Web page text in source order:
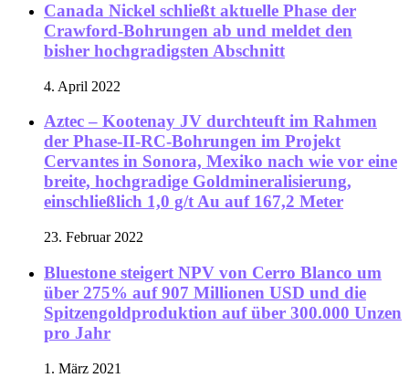
Canada Nickel schließt aktuelle Phase der
Crawford-Bohrungen ab und meldet den
bisher hochgradigsten Abschnitt
4. April 2022
Aztec – Kootenay JV durchteuft im Rahmen
der Phase-II-RC-Bohrungen im Projekt
Cervantes in Sonora, Mexiko nach wie vor eine
breite, hochgradige Goldmineralisierung,
einschließlich 1,0 g/t Au auf 167,2 Meter
23. Februar 2022
Bluestone steigert NPV von Cerro Blanco um
über 275% auf 907 Millionen USD und die
Spitzengoldproduktion auf über 300.000 Unzen
pro Jahr
1. März 2021